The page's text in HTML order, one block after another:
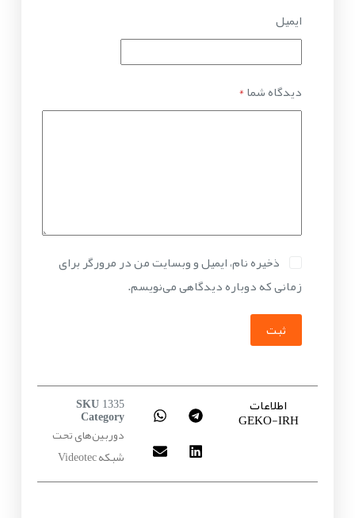
ایمیل
دیدگاه شما*
ذخیره نام، ایمیل و وبسایت من در مرورگر برای
زمانی که دوباره دیدگاهی می‌نویسم.
ثبت
اطلاعات
GEKO-IRH
SKU 1335
Category
دوربین‌های تحت
شبکه Videotec